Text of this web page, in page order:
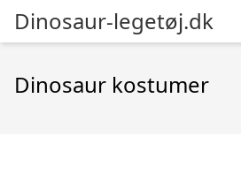
Dinosaur-legetøj.dk
Dinosaur kostumer